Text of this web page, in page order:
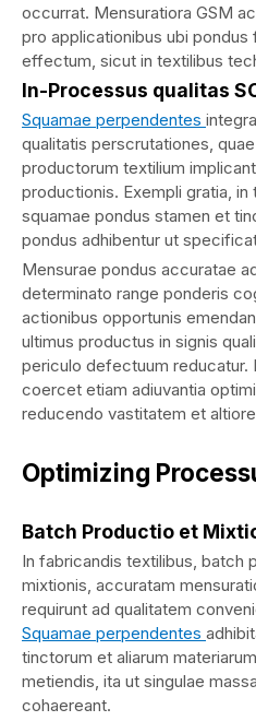
occurrat. Mensuratiora GSM
pro applicationibus ubi pondus
effectum, sicut in textilibus
In-Processus qualitas
Squamae perpendentes
qualitatis perscrutationes,
productorum textilium
productionis. Exempli gratia,
squamae pondus stamen et
pondus adhibentur ut
Mensurae pondus accuratae
determinato range ponderis
actionibus opportunis
ultimus productus in signis
periculo defectuum reducatur.
coercet etiam adiuvantia
reducendo vastitatem et
Optimizing
Batch Productio et
In fabricandis textilibus, batch
mixtionis, accuratam
requirunt ad qualitatem
Squamae perpendentes
tinctorum et aliarum
metiendis, ita ut singulae
cohaereant.